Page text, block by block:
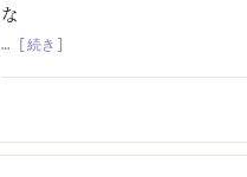
な
… [続き]